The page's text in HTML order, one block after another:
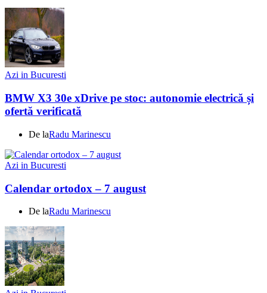
Azi in Bucuresti
BMW X3 30e xDrive pe stoc: autonomie electrică și
ofertă verificată
De laRadu Marinescu
Azi in Bucuresti
Calendar ortodox – 7 august
De laRadu Marinescu